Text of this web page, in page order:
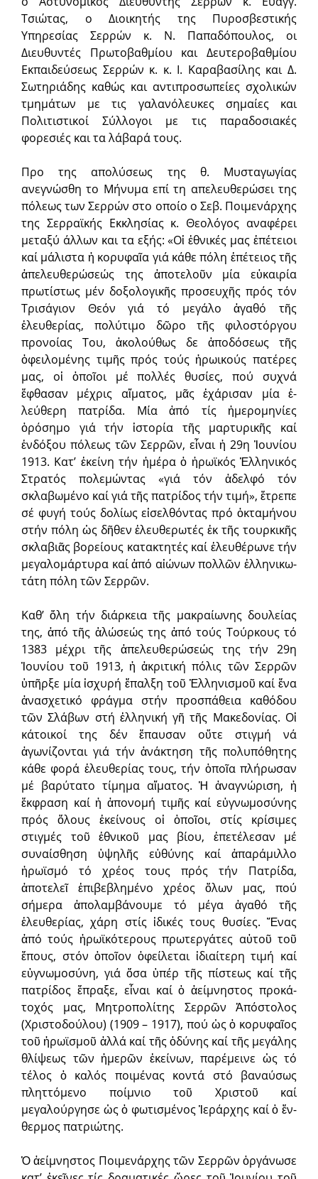
Τσιώτας, ο Διοικητής της Πυροσβεστικής
Υπηρεσίας Σερρών κ. Ν. Παπαδόπουλος, οι
Διευθυντές Πρωτοβαθμίου και Δευτεροβαθμίου
Εκπαιδεύσεως Σερρών κ. κ. Ι. Καραβασίλης και Δ.
Σωτηριάδης καθώς και αντιπροσωπείες σχολικών
τμημάτων με τις γαλανόλευκες σημαίες και
Πολιτιστικοί Σύλλογοι με τις παραδοσιακές
φορεσιές και τα λάβαρά τους.
Προ της απολύσεως της θ. Μυσταγωγίας
ανεγνώσθη το Μήνυμα επί τη απελευθερώσει της
πόλεως των Σερρών στο οποίο ο Σεβ. Ποιμενάρχης
της Σερραϊκής Εκκλησίας κ. Θεολόγος αναφέρει
μεταξύ άλλων και τα εξής: «Οἱ ἐθνικές μας ἐπέτειοι
καί μάλιστα ἡ κορυφαῖα γιά κάθε πόλη ἐ­πέτειος τῆς
ἀπελευθερώσεώς της ἀποτελοῦν μία εὐκαιρία
πρωτίστως μέν δοξολογικῆς προσευχῆς πρός τόν
Τρισάγιον Θεόν γιά τό μεγάλο ἀγαθό τῆς
ἐλευθερίας, πολύτιμο δῶρο τῆς φιλοστόργου
προνοίας Του, ἀκολού­θως δε ἀποδόσεως τῆς
ὀφειλομένης τιμῆς πρός τούς ἡρωικούς πατέρες
μας, οἱ ὁποῖοι μέ πολλές θυσίες, πού συχνά
ἔφθασαν μέχρις αἵματος, μᾶς ἐχά­ρισαν μία ἐ­
λεύθερη πατρίδα. Μία ἀπό τίς ἡμερομηνίες
ὁρόσημο γιά τήν ἱστορία τῆς μαρτυρικῆς καί
ἐνδόξου πόλεως τῶν Σερρῶν, εἶναι ἡ 29η Ἰου­νίου
1913. Κατ’ ἐκείνη τήν ἡμέρα ὁ ἡρωϊκός Ἑλληνικός
Στρατός πο­λεμώντας «γιά τόν ἀδελφό τόν
σκλαβωμένο καί γιά τῆς πα­τρίδος τήν τι­μή», ἔτρεπε
σέ φυγή τούς δολίως εἰσελθόντας πρό ὀκταμήνου
στήν πόλη ὡς δῆθεν ἐλευθερωτές ἐκ τῆς τουρκικῆς
σκλαβιᾶς βορείους κατακτητές καί ἐλευθέρωνε τήν
μεγαλομάρτυρα καί ἀπό αἰώνων πολλῶν ἑλληνικω­
τά­τη πόλη τῶν Σερρῶν.
Καθ’ ὅλη τήν διάρκεια τῆς μακραίωνης δουλείας
της, ἀπό τῆς ἁλώ­σεώς της ἀπό τούς Τούρκους τό
1383 μέχρι τῆς ἀπελευθερώσεώς της τήν 29η
Ἰουνίου τοῦ 1913, ἡ ἀκριτική πόλις τῶν Σερρῶν
ὑπῆρξε μία ἰσχυρή ἔπαλξη τοῦ Ἑλληνισμοῦ καί ἕνα
ἀνασχετικό φράγμα στήν προσπάθεια καθόδου
τῶν Σλάβων στή ἑλληνική γῆ τῆς Μακεδονίας. Οἱ
κάτοικοί της δέν ἔπαυ­σαν οὔτε στιγμή νά
ἀγωνίζονται γιά τήν ἀνάκτηση τῆς πολυπόθητης
κά­θε φο­ρά ἐλευθερίας τους, τήν ὁποῖα πλήρωσαν
μέ βαρύτατο τίμημα αἵ­ματος. Ἡ ἀναγνώριση, ἡ
ἔκφραση καί ἡ ἀπονομή τιμῆς καί εὐγνωμοσύ­νης
πρός ὅλους ἐκείνους οἱ ὁποῖοι, στίς κρίσιμες
στιγμές τοῦ ἐθνικοῦ μας βίου, ἐπε­τέλεσαν μέ
συναίσθηση ὑψηλῆς εὐθύνης καί ἀπαράμιλλο
ἡρωϊσμό τό χρέ­ος τους πρός τήν Πατρίδα,
ἀποτελεῖ ἐπιβεβλημένο χρέος ὅλων μας, πού
σήμερα ἀπολαμβάνουμε τό μέγα ἀγαθό τῆς
ἐλευθερίας, χάρη στίς ἰδικές τους θυσίες. Ἕνας
ἀπό τούς ἡρωϊκότερους πρωτεργάτες αὐτοῦ τοῦ
ἔπους, στόν ὁποῖον ὀφείλεται ἰδιαίτερη τιμή καί
εὐγνωμοσύνη, γιά ὅσα ὑπέρ τῆς πίστεως καί τῆς
πατρίδος ἔπραξε, εἶναι καί ὁ ἀείμνηστος προκά­
τοχός μας, Μητροπολίτης Σερρῶν Ἀπόστολος
(Χριστοδούλου) (1909 – 1917), πού ὡς ὁ κο­ρυφαῖος
τοῦ ἡρωϊσμοῦ ἀλλά καί τῆς ὀδύνης καί τῆς μεγάλης
θλίψεως τῶν ἡμερῶν ἐκείνων, παρέ­μεινε ὡς τό
τέλος ὁ καλός ποιμένας κοντά στό βαναύσως
πληττόμενο ποί­μνιο τοῦ Χριστοῦ καί
μεγαλούργησε ὡς ὁ φωτισμένος Ἱεράρχης καί ὁ ἔν­
θερμος πατριώτης.
Ὁ ἀείμνηστος Ποιμενάρχης τῶν Σερρῶν ὀργάνωσε